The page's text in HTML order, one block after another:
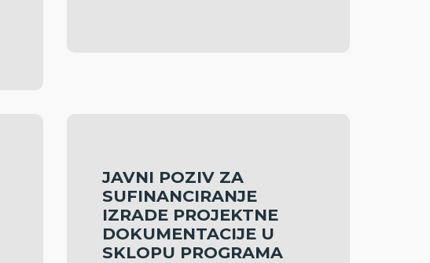
JAVNI POZIV ZA
SUFINANCIRANJE
IZRADE PROJEKTNE
DOKUMENTACIJE U
SKLOPU PROGRAMA